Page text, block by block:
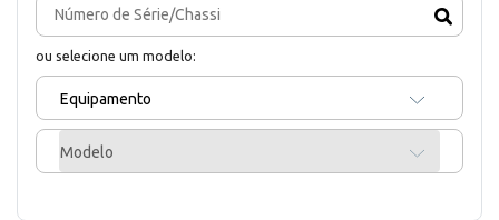
ou selecione um modelo:
Equipamento
Modelo